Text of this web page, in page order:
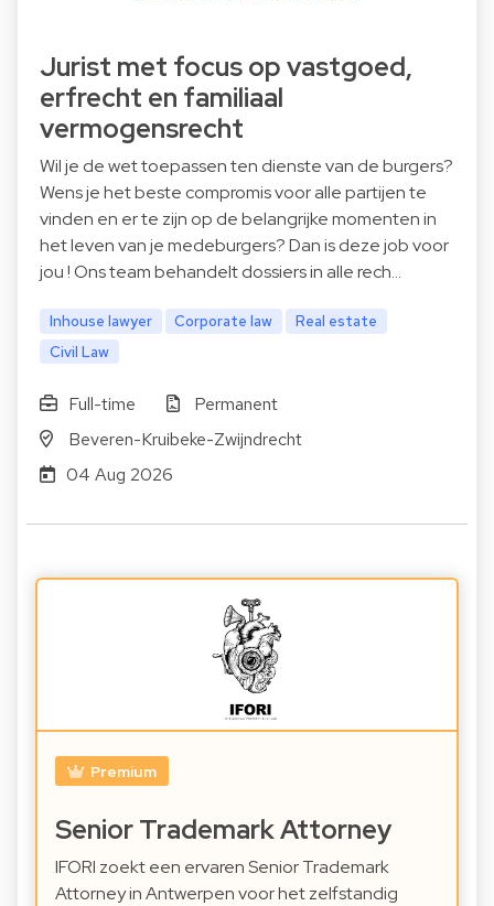
Jurist met focus op vastgoed,
erfrecht en familiaal
vermogensrecht
Wil je de wet toepassen ten dienste van de burgers?
Wens je het beste compromis voor alle partijen te
vinden en er te zijn op de belangrijke momenten in
het leven van je medeburgers? Dan is deze job voor
jou ! Ons team behandelt dossiers in alle rech…
Inhouse lawyer Corporate law
Real estate
Civil Law
Full-time
Permanent
Beveren-Kruibeke-Zwijndrecht
04 Aug 2026
Premium
Senior Trademark Attorney
IFORI zoekt een ervaren Senior Trademark
Attorney in Antwerpen voor het zelfstandig